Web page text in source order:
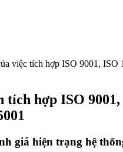
việc tích hợp ISO 9001, ISO
hợp ISO 9001,
giá hiện trạng hệ